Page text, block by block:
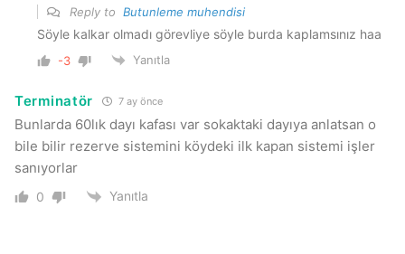
Reply to Butunleme muhendisi
Söyle kalkar olmadı görevliye söyle burda kaplamsınız haa
-3 Yanıtla
Terminatör 7 ay önce
Bunlarda 60lık dayı kafası var sokaktaki dayıya anlatsan o
bile bilir rezerve sistemini köydeki ilk kapan sistemi işler
sanıyorlar
0 Yanıtla